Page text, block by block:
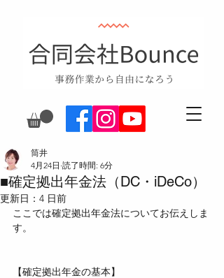
■確定拠出年金法（DC・iDeCo）
筒井
4月24日 読了時間: 6分
更新日： 4 日前
ここでは確定拠出年金法についてお伝えしま
す。
【確定拠出年金の基本】